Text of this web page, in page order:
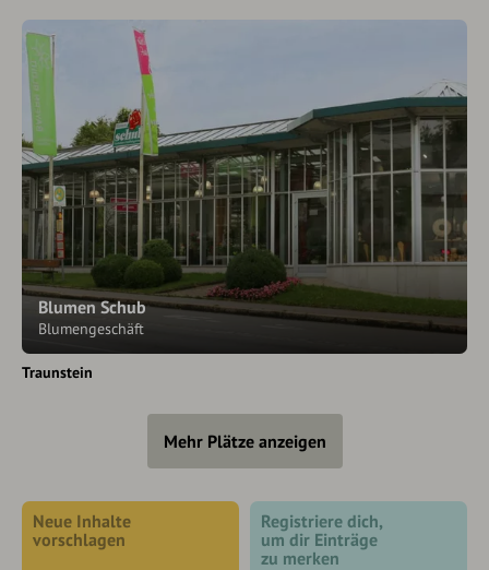
Blumen Schub
Blumengeschäft
Traunstein
Mehr Plätze anzeigen
Neue Inhalte
vorschlagen
Registriere dich,
um dir Einträge
zu merken